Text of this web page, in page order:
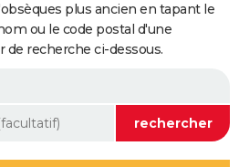
plus ancien en tapant le
ou le code postal d'une
recherche ci-dessous.